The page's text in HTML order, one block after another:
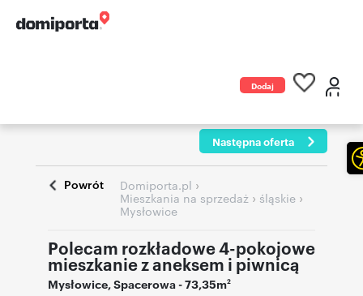
Dodaj
Następna oferta
Powrót Domiporta.pl ›
Mieszkania na sprzedaż › śląskie ›
Mysłowice
Polecam rozkładowe 4-pokojowe
mieszkanie z aneksem i piwnicą
Mysłowice,Spacerowa- 73,35m2